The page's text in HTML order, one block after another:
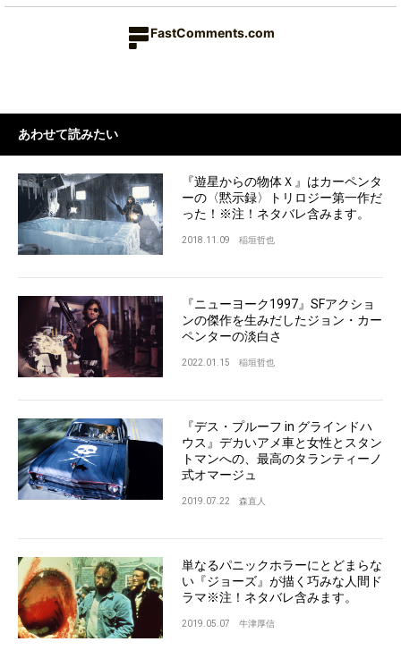
FastComments.com
あわせて読みたい
『遊星からの物体Ｘ』はカーペンタ
ーの〈黙示録〉トリロジー第一作だ
った！※注！ネタバレ含みます。
2018.11.09 稲垣哲也
『ニューヨーク1997』SFアクショ
ンの傑作を生みだしたジョン・カー
ペンターの淡白さ
2022.01.15 稲垣哲也
『デス・プルーフ in グラインドハ
ウス』デカいアメ車と女性とスタン
トマンへの、最高のタランティーノ
式オマージュ
2019.07.22 森直人
単なるパニックホラーにとどまらな
い『ジョーズ』が描く巧みな人間ド
ラマ※注！ネタバレ含みます。
2019.05.07 牛津厚信